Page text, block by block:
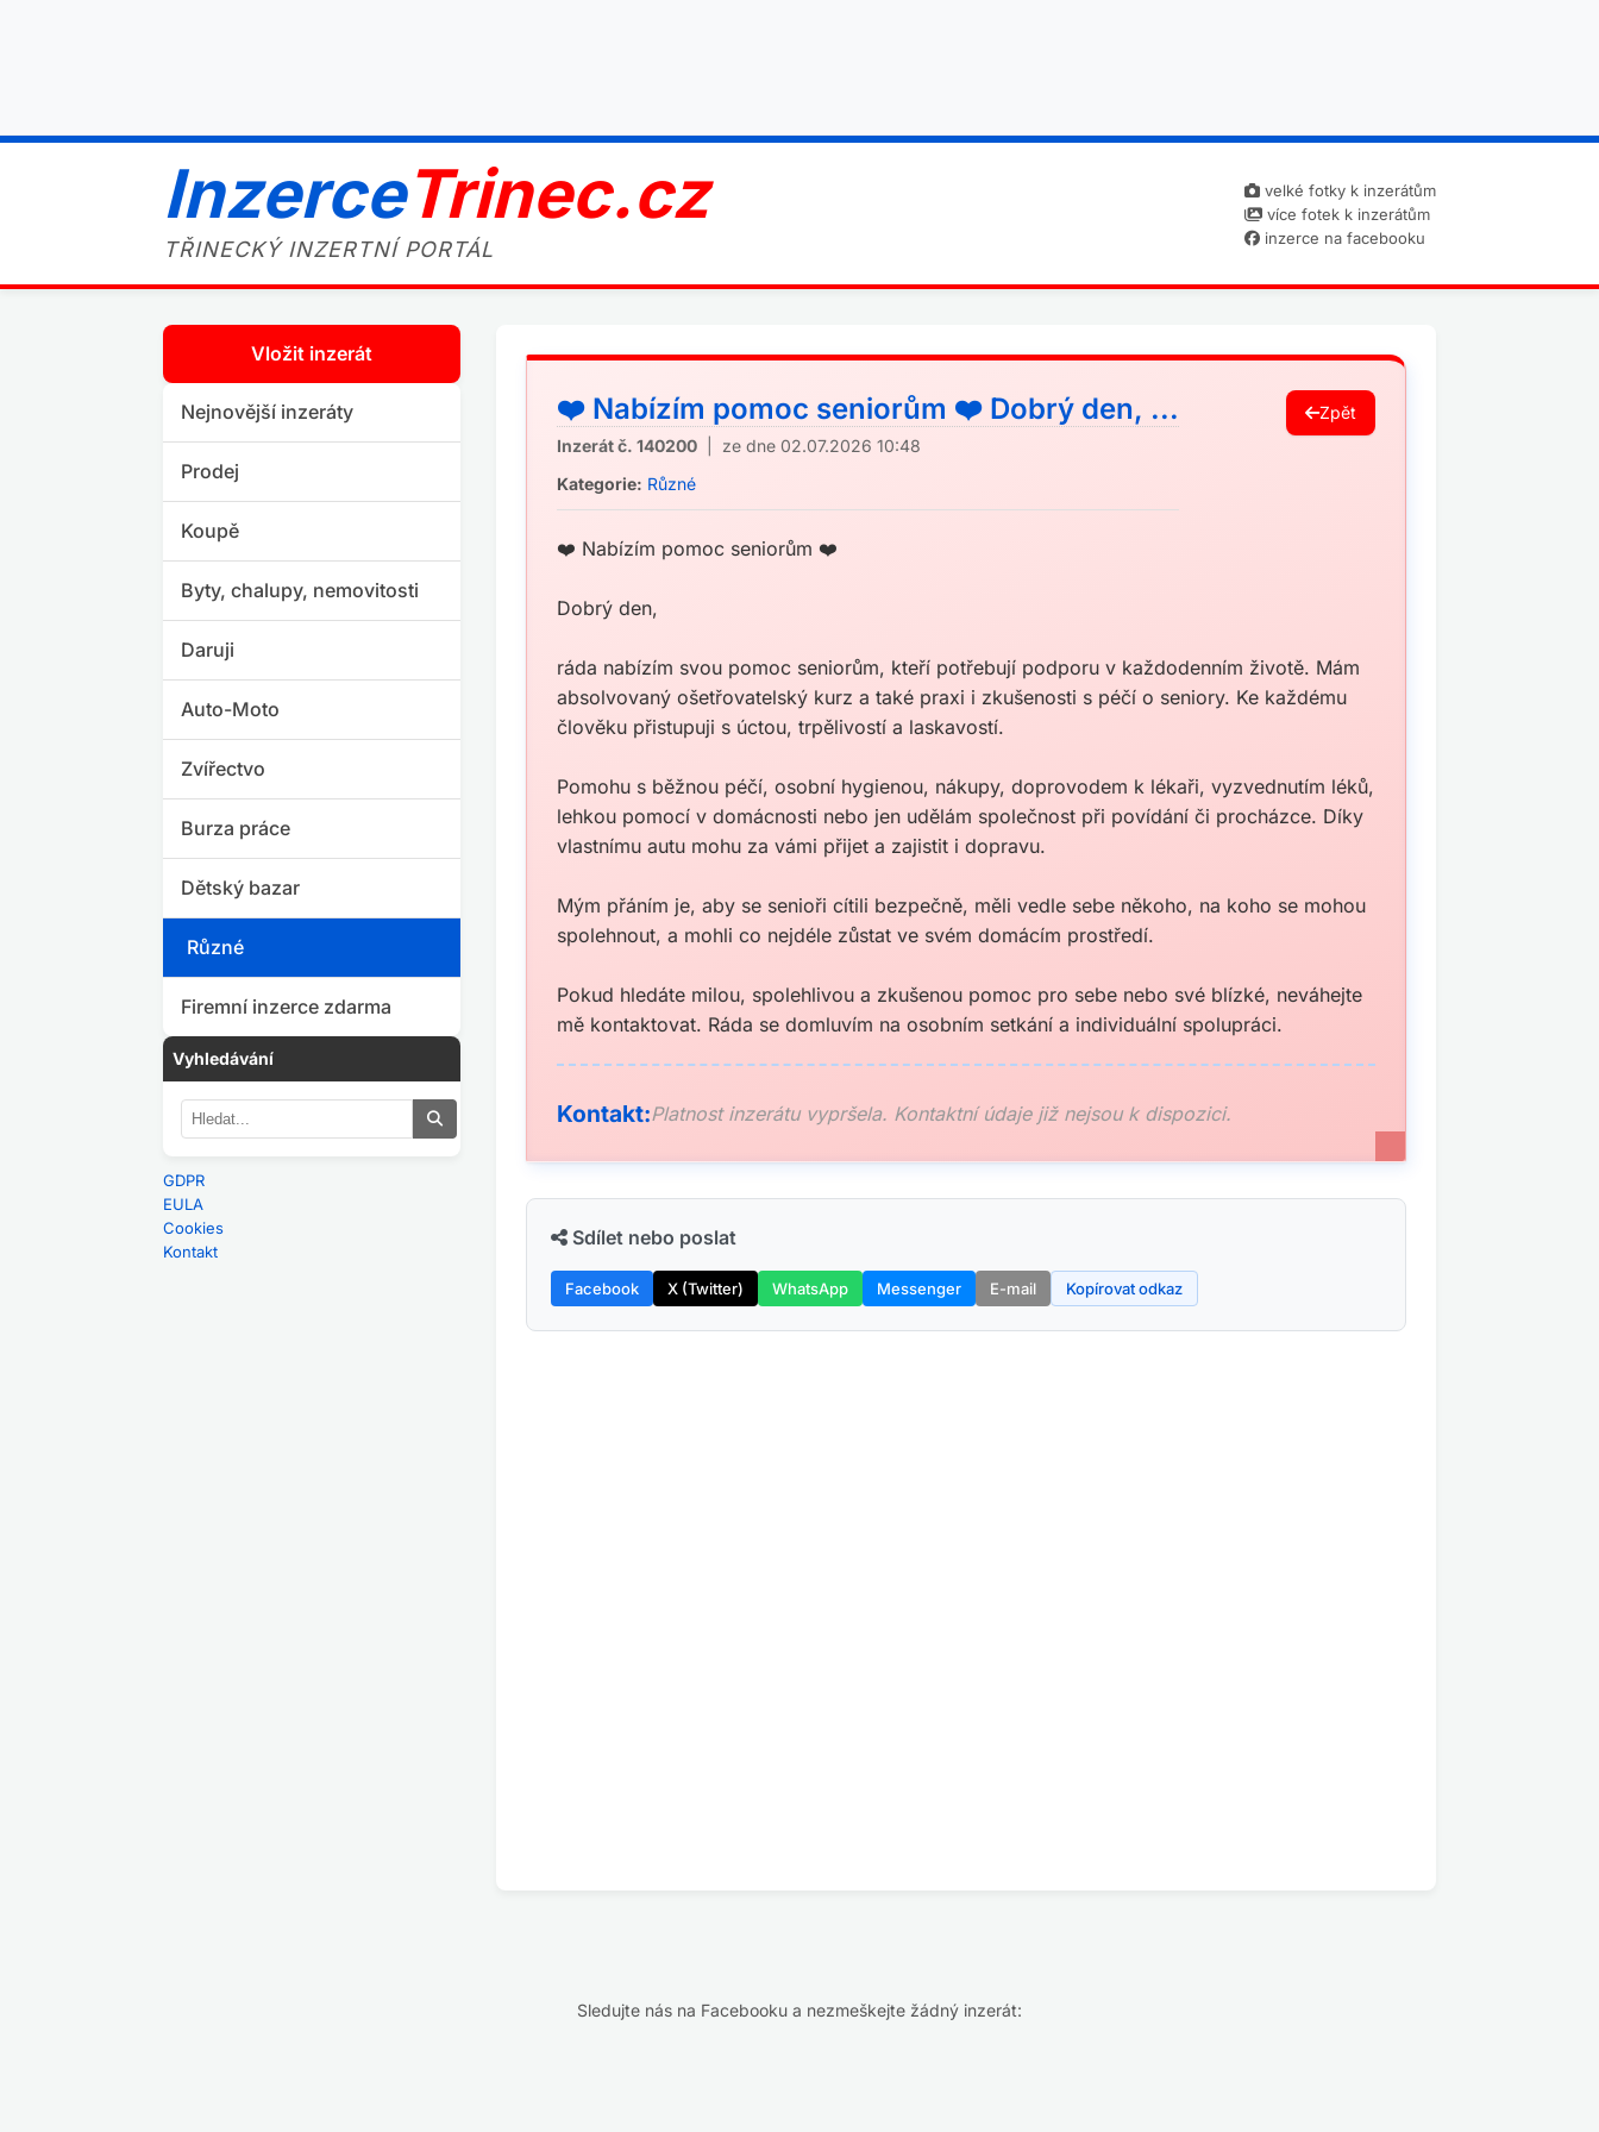
InzerceTrinec.cz
TŘINECKÝ INZERTNÍ PORTÁL
velké fotky k inzerátům
více fotek k inzerátům
inzerce na facebooku
Vložit inzerát
Nejnovější inzeráty
Prodej
Koupě
Byty, chalupy, nemovitosti
Daruji
Auto-Moto
Zvířectvo
Burza práce
Dětský bazar
Různé
Firemní inzerce zdarma
Vyhledávání
GDPR
EULA
Cookies
Kontakt
❤️ Nabízím pomoc seniorům ❤️ Dobrý den, ...
Inzerát č. 140200 | ze dne 02.07.2026 10:48
Kategorie: Různé
Zpět
❤️ Nabízím pomoc seniorům ❤️
Dobrý den,
ráda nabízím svou pomoc seniorům, kteří potřebují podporu v každodenním životě. Mám
absolvovaný ošetřovatelský kurz a také praxi i zkušenosti s péčí o seniory. Ke každému
člověku přistupuji s úctou, trpělivostí a laskavostí.
Pomohu s běžnou péčí, osobní hygienou, nákupy, doprovodem k lékaři, vyzvednutím léků,
lehkou pomocí v domácnosti nebo jen udělám společnost při povídání či procházce. Díky
vlastnímu autu mohu za vámi přijet a zajistit i dopravu.
Mým přáním je, aby se senioři cítili bezpečně, měli vedle sebe někoho, na koho se mohou
spolehnout, a mohli co nejdéle zůstat ve svém domácím prostředí.
Pokud hledáte milou, spolehlivou a zkušenou pomoc pro sebe nebo své blízké, neváhejte
mě kontaktovat. Ráda se domluvím na osobním setkání a individuální spolupráci.
Kontakt:Platnost inzerátu vypršela. Kontaktní údaje již nejsou k dispozici.
Sdílet nebo poslat
Facebook X (Twitter) WhatsApp Messenger E-mail Kopírovat odkaz
Sledujte nás na Facebooku a nezmeškejte žádný inzerát: